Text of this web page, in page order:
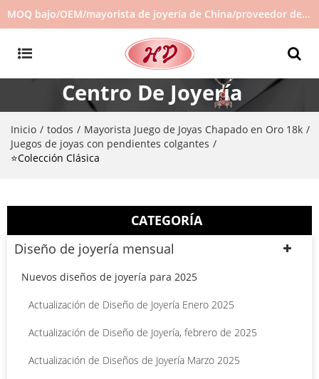
MOQ bajo/OEM/mayorista de joyería de China/proveedor de joyas/joyería de gran venta en stock/no hay joyas de segunda mano
Centro De Joyería
Inicio / todos / Mayorista Juego de Joyas Chapado en Oro 18k /
Juegos de joyas con pendientes colgantes /
⭐Colección Clásica
CATEGORÍA
Diseño de joyería mensual
Nuevos diseños de joyería para 2025
Actualización de Diseño de Joyería Enero 2025
Actualización de Diseño de Joyería, febrero de 2025
Actualización de Diseños de Joyería Marzo 2025